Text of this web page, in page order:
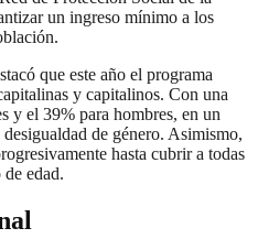
un ingreso mínimo a los
que este año el programa
y capitalinos. Con una
y el 39% para hombres, en un
de género. Asimismo,
hasta cubrir a todas
de edad.